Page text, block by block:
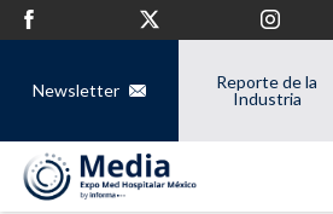
Newsletter
Reporte de la
Industria